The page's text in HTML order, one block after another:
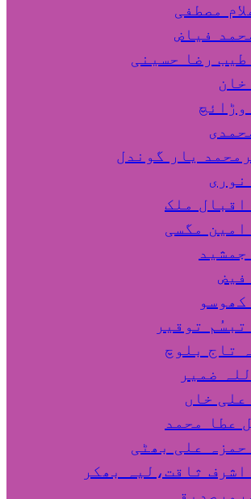
مصطفی
فیاض
طیب رضا حسینی
خان
وڑائچ
یار گوندل
اقبال ملک
امین مگسی
جمشید
فیض
کھوسو
تبسُم توقیر
تاج بلوچ
ضمیر
علی خاں
عطا محمد
حمزہ علی بھٹی
اشرف ثاقت،لیہ بھکر